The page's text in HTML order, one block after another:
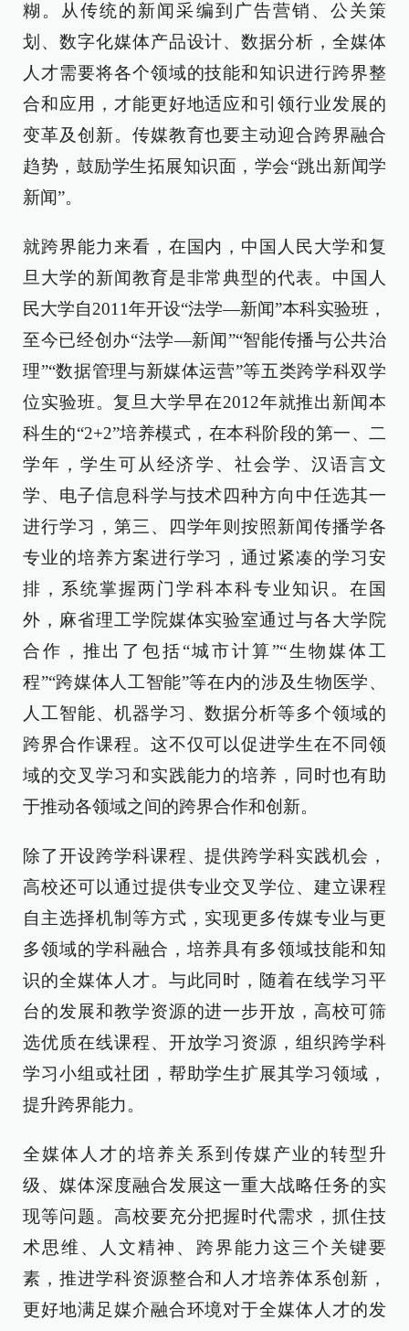
糊。从传统的新闻采编到广告营销、公关策
划、数字化媒体产品设计、数据分析，全媒体
人才需要将各个领域的技能和知识进行跨界整
合和应用，才能更好地适应和引领行业发展的
变革及创新。传媒教育也要主动迎合跨界融合
趋势，鼓励学生拓展知识面，学会“跳出新闻学
新闻”。
就跨界能力来看，在国内，中国人民大学和复
旦大学的新闻教育是非常典型的代表。中国人
民大学自2011年开设“法学—新闻”本科实验班，
至今已经创办“法学—新闻”“智能传播与公共治
理”“数据管理与新媒体运营”等五类跨学科双学
位实验班。复旦大学早在2012年就推出新闻本
科生的“2+2”培养模式，在本科阶段的第一、二
学年，学生可从经济学、社会学、汉语言文
学、电子信息科学与技术四种方向中任选其一
进行学习，第三、四学年则按照新闻传播学各
专业的培养方案进行学习，通过紧凑的学习安
排，系统掌握两门学科本科专业知识。在国
外，麻省理工学院媒体实验室通过与各大学院
合作，推出了包括“城市计算”“生物媒体工
程”“跨媒体人工智能”等在内的涉及生物医学、
人工智能、机器学习、数据分析等多个领域的
跨界合作课程。这不仅可以促进学生在不同领
域的交叉学习和实践能力的培养，同时也有助
于推动各领域之间的跨界合作和创新。
除了开设跨学科课程、提供跨学科实践机会，
高校还可以通过提供专业交叉学位、建立课程
自主选择机制等方式，实现更多传媒专业与更
多领域的学科融合，培养具有多领域技能和知
识的全媒体人才。与此同时，随着在线学习平
台的发展和教学资源的进一步开放，高校可筛
选优质在线课程、开放学习资源，组织跨学科
学习小组或社团，帮助学生扩展其学习领域，
提升跨界能力。
全媒体人才的培养关系到传媒产业的转型升
级、媒体深度融合发展这一重大战略任务的实
现等问题。高校要充分把握时代需求，抓住技
术思维、人文精神、跨界能力这三个关键要
素，推进学科资源整合和人才培养体系创新，
更好地满足媒介融合环境对于全媒体人才的发